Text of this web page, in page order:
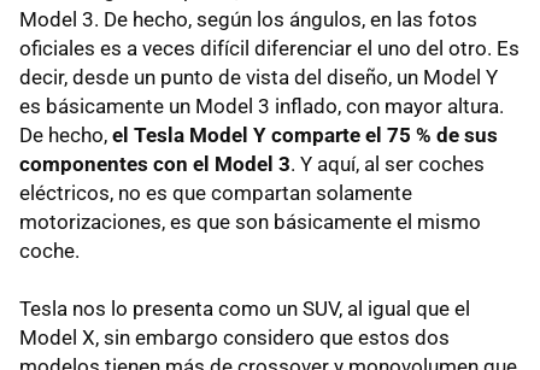
Model 3. De hecho, según los ángulos, en las fotos
oficiales es a veces difícil diferenciar el uno del otro. Es
decir, desde un punto de vista del diseño, un Model Y
es básicamente un Model 3 inflado, con mayor altura.
De hecho, el Tesla Model Y comparte el 75 % de sus
componentes con el Model 3. Y aquí, al ser coches
eléctricos, no es que compartan solamente
motorizaciones, es que son básicamente el mismo
coche.
Tesla nos lo presenta como un SUV, al igual que el
Model X, sin embargo considero que estos dos